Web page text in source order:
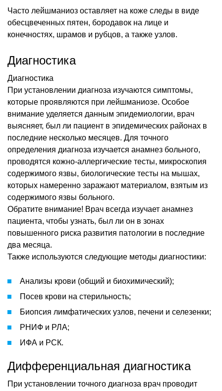
Часто лейшманиоз оставляет на коже следы в виде
обесцвеченных пятен, бородавок на лице и
конечностях, шрамов и рубцов, а также узлов.
Диагностика
Диагностика
При установлении диагноза изучаются симптомы,
которые проявляются при лейшманиозе. Особое
внимание уделяется данным эпидемиологии, врач
выясняет, был ли пациент в эпидемических районах в
последние несколько месяцев. Для точного
определения диагноза изучается анамнез больного,
проводятся кожно-аллергические тесты, микроскопия
содержимого язвы, биологические тесты на мышах,
которых намеренно заражают материалом, взятым из
содержимого язвы больного.
Обратите внимание! Врач всегда изучает анамнез
пациента, чтобы узнать, был ли он в зонах
повышенного риска развития патологии в последние
два месяца.
Также используются следующие методы диагностики:
Анализы крови (общий и биохимический);
Посев крови на стерильность;
Биопсия лимфатических узлов, печени и селезенки;
РНИФ и РЛА;
ИФА и РСК.
Дифференциальная диагностика
При установлении точного диагноза врач проводит